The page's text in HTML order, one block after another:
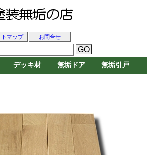
トマップ お問合せ
デッキ材 無垢ドア 無垢引戸